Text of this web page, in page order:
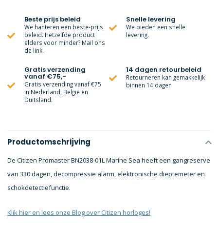
Beste prijs beleid
We hanteren een beste-prijs
beleid. Hetzelfde product
elders voor minder? Mail ons
de link.
Snelle levering
We bieden een snelle
levering.
Gratis verzending
vanaf €75,-
Gratis verzending vanaf €75
in Nederland, België en
Duitsland.
14 dagen retourbeleid
Retourneren kan gemakkelijk
binnen 14 dagen
Productomschrijving
De Citizen Promaster BN2038-01L Marine Sea heeft een gangreserve
van 330 dagen, decompressie alarm, elektronische dieptemeter en
schokdetectiefunctie.
Klik hier en lees onze Blog over Citizen horloges!